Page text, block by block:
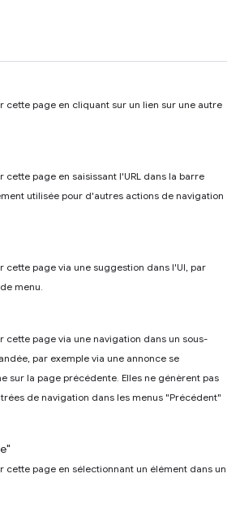
cette page en cliquant sur un lien sur une autre
cette page en saisissant l'URL dans la barre
utilisée pour d'autres actions de navigation
cette page via une suggestion dans l'UI, par
menu.
cette page via une navigation dans un sous-
par exemple via une annonce se
sur la page précédente. Elles ne génèrent pas
de navigation dans les menus "Précédent"
cette page en sélectionnant un élément dans un